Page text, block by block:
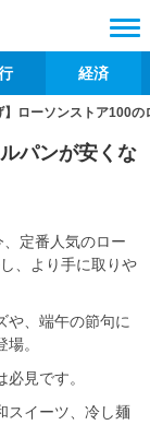
経済
】ローソンストア100
パンが安くな
定番人気のロー
、より手に取りや
や、端午の節句に
。
見です。
スイーツ、冷し麺